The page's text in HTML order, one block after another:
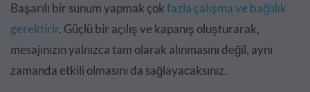
Başarılı bir sunum yapmak çokfazla çalışma ve bağlılık
gerektirir. Güçlü bir açılış ve kapanış oluşturarak,
mesajınızın yalnızca tam olarak alınmasını değil, aynı
zamanda etkili olmasını da sağlayacaksınız.